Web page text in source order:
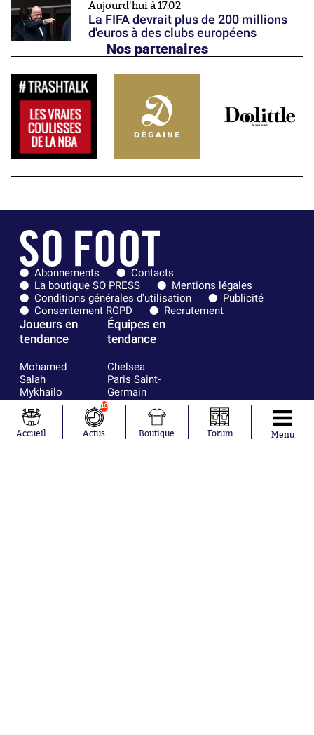
Aujourd'hui à 17:02
La FIFA devrait plus de 200 millions
d'euros à des clubs européens
Nos partenaires
Abonnements
Contacts
La boutique SO PRESS
Mentions légales
Conditions générales d'utilisation
Publicité
Consentement RGPD
Recrutement
Joueurs en
tendance
Mohamed
Salah
Mykhailo
Neymar
Khalis Merah
Loïs Openda
Équipes en
tendance
Chelsea
Paris Saint-
Germain
Bordeaux
Olympique
lyonnais
FIFA
Accueil
10
Actus Boutique Forum Menu